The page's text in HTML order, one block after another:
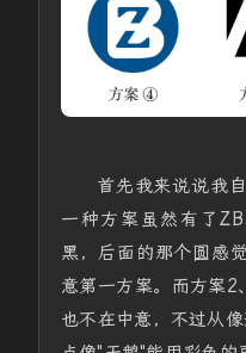
首先我来说说我
一种方案虽然有了
黑，后面的那个圆感
意第一方案。而方案
也不在中意，不过从